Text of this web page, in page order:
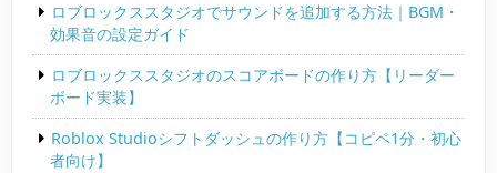
ロブロックススタジオでサウンドを追加する方法｜BGM・
効果音の設定ガイド
ロブロックススタジオのスコアボードの作り方【リーダー
ボード実装】
Roblox Studioシフトダッシュの作り方【コピペ1分・初心
者向け】